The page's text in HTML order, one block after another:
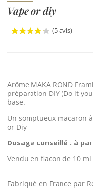
Vape or diy
(5 avis)
Arôme MAKA ROND
préparation DIY (Do it
base.
Un somptueux macaron
or Diy
Dosage conseillé : à
Vendu en flacon de 10
Fabriqué en France par